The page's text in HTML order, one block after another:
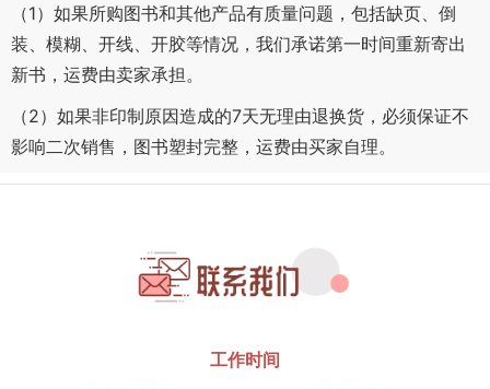
（1）如果所购图书和其他产品有质量问题，包括缺页、倒
装、模糊、开线、开胶等情况，我们承诺第一时间重新寄出
新书，运费由卖家承担。
（2）如果非印制原因造成的7天无理由退换货，必须保证不
影响二次销售，图书塑封完整，运费由买家自理。
工作时间